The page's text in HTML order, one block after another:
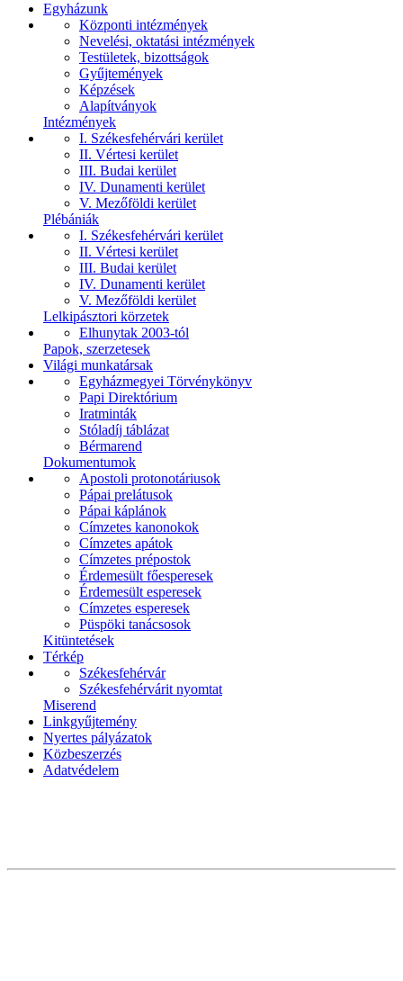
Egyházunk
Központi intézmények
Nevelési, oktatási intézmények
Testületek, bizottságok
Gyűjtemények
Képzések
Alapítványok
Intézmények
I. Székesfehérvári kerület
II. Vértesi kerület
III. Budai kerület
IV. Dunamenti kerület
V. Mezőföldi kerület
Plébániák
I. Székesfehérvári kerület
II. Vértesi kerület
III. Budai kerület
IV. Dunamenti kerület
V. Mezőföldi kerület
Lelkipásztori körzetek
Elhunytak 2003-tól
Papok, szerzetesek
Világi munkatársak
Egyházmegyei Törvénykönyv
Papi Direktórium
Iratminták
Stóladíj táblázat
Bérmarend
Dokumentumok
Apostoli protonotáriusok
Pápai prelátusok
Pápai káplánok
Címzetes kanonokok
Címzetes apátok
Címzetes prépostok
Érdemesült főesperesek
Érdemesült esperesek
Címzetes esperesek
Püspöki tanácsosok
Kitüntetések
Térkép
Székesfehérvár
Székesfehérvárit nyomtat
Miserend
Linkgyűjtemény
Nyertes pályázatok
Közbeszerzés
Adatvédelem